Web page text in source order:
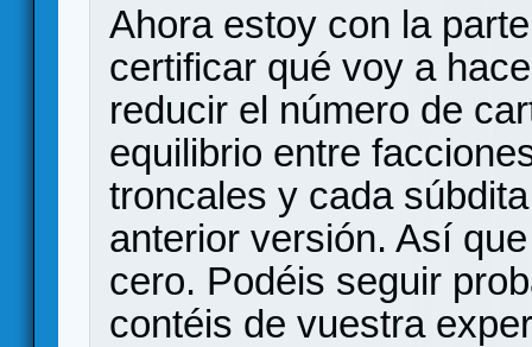
Ahora estoy con la
certificar qué voy a
reducir el número de
equilibrio entre
troncales y cada
anterior versión. Así
cero. Podéis seguir
contéis de vuestra